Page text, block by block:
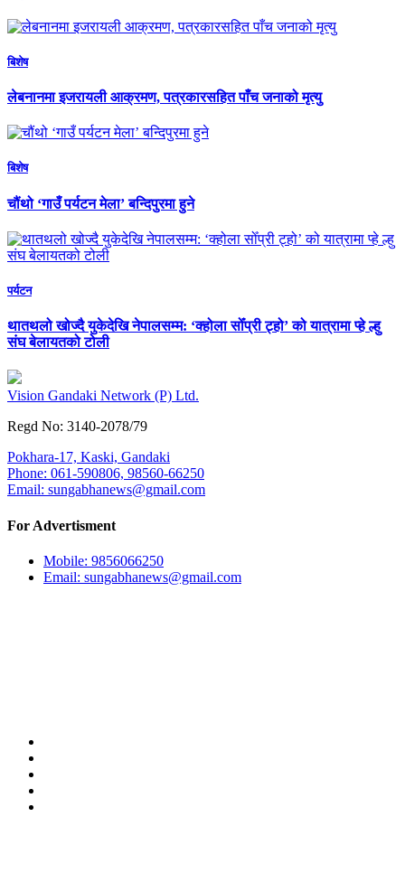
बिशेष
लेबनानमा इजरायली आक्रमण, पत्रकारसहित पाँच जनाको मृत्यु
बिशेष
चौंथो ‘गाउँ पर्यटन मेला’ बन्दिपुरमा हुने
पर्यटन
थातथलो खोज्दै युकेदेखि नेपालसम्म: ‘क्होला सोँप्री ट्हो’ को यात्रामा प्हे ल्हु
संघ बेलायतको टोली
Vision Gandaki Network (P) Ltd.
Regd No: 3140-2078/79
Pokhara-17, Kaski, Gandaki
Phone: 061-590806, 98560-66250
Email: sungabhanews@gmail.com
For Advertisment
Mobile: 9856066250
Email: sungabhanews@gmail.com